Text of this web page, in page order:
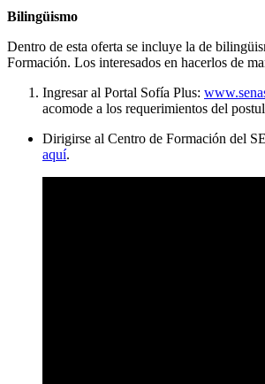
Bilingüismo
Dentro de esta oferta se incluye la de
Formación. Los interesados en hacerlos de
Ingresar al Portal Sofía Plus:
acomode a los requerimientos del
Dirigirse al Centro de Formación del
aquí.